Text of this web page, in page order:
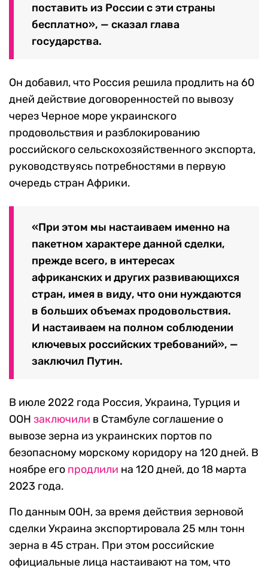
поставить из России с эти страны
бесплатно», — сказал глава
государства.
Он добавил, что Россия решила продлить на 60
дней действие договоренностей по вывозу
через Черное море украинского
продовольствия и разблокированию
российского сельскохозяйственного экспорта,
руководствуясь потребностями в первую
очередь стран Африки.
«При этом мы настаиваем именно на
пакетном характере данной сделки,
прежде всего, в интересах
африканских и других развивающихся
стран, имея в виду, что они нуждаются
в больших объемах продовольствия.
И настаиваем на полном соблюдении
ключевых российских требований», —
заключил Путин.
В июле 2022 года Россия, Украина, Турция и
ООН заключили в Стамбуле соглашение о
вывозе зерна из украинских портов по
безопасному морскому коридору на 120 дней. В
ноябре его продлили на 120 дней, до 18 марта
2023 года.
По данным ООН, за время действия зерновой
сделки Украина экспортировала 25 млн тонн
зерна в 45 стран. При этом российские
официальные лица настаивают на том, что